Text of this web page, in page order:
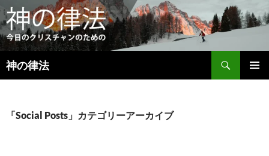
神の律法
検
索
ン「Social Posts」カテゴリーアーカイブ